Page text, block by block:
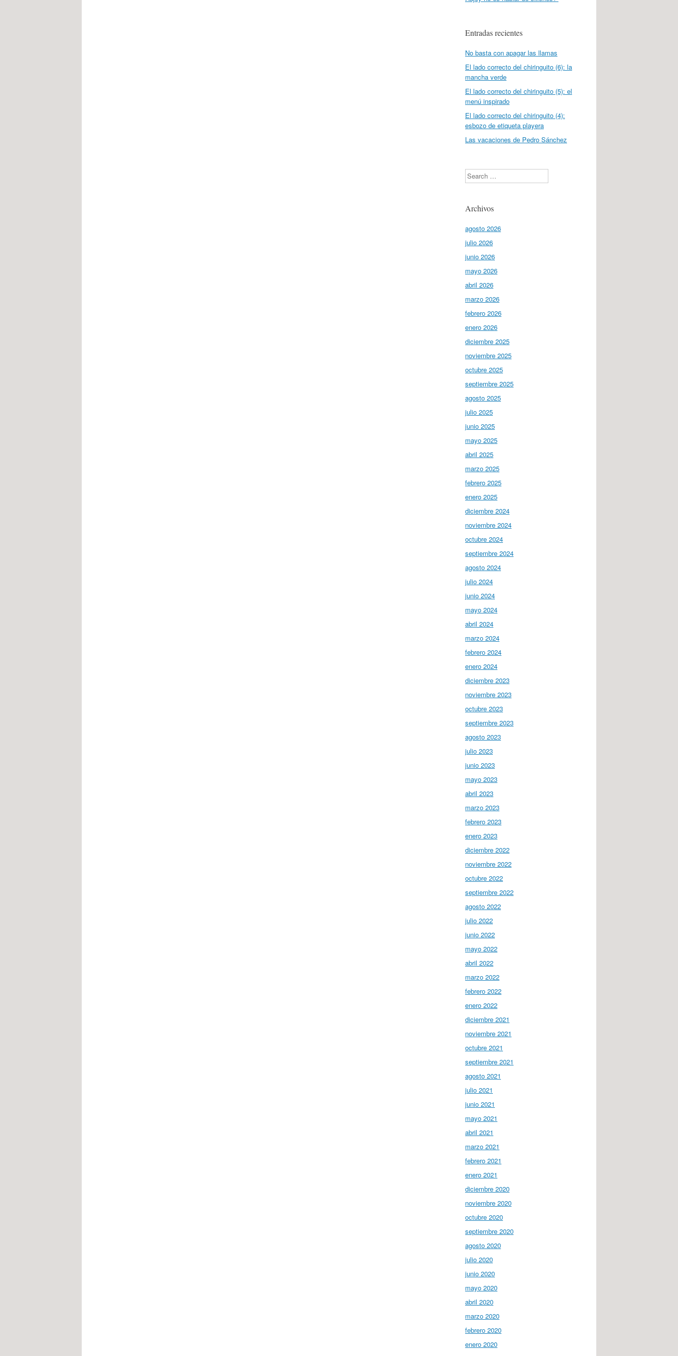
Entradas recientes
No basta con apagar las llamas
El lado correcto del chiringuito (6): la
mancha verde
El lado correcto del chiringuito (5): el
menú inspirado
El lado correcto del chiringuito (4):
esbozo de etiqueta playera
Las vacaciones de Pedro Sánchez
Search
Archivos
agosto 2026
julio 2026
junio 2026
mayo 2026
abril 2026
marzo 2026
febrero 2026
enero 2026
diciembre 2025
noviembre 2025
octubre 2025
septiembre 2025
agosto 2025
julio 2025
junio 2025
mayo 2025
abril 2025
marzo 2025
febrero 2025
enero 2025
diciembre 2024
noviembre 2024
octubre 2024
septiembre 2024
agosto 2024
julio 2024
junio 2024
mayo 2024
abril 2024
marzo 2024
febrero 2024
enero 2024
diciembre 2023
noviembre 2023
octubre 2023
septiembre 2023
agosto 2023
julio 2023
junio 2023
mayo 2023
abril 2023
marzo 2023
febrero 2023
enero 2023
diciembre 2022
noviembre 2022
octubre 2022
septiembre 2022
agosto 2022
julio 2022
junio 2022
mayo 2022
abril 2022
marzo 2022
febrero 2022
enero 2022
diciembre 2021
noviembre 2021
octubre 2021
septiembre 2021
agosto 2021
julio 2021
junio 2021
mayo 2021
abril 2021
marzo 2021
febrero 2021
enero 2021
diciembre 2020
noviembre 2020
octubre 2020
septiembre 2020
agosto 2020
julio 2020
junio 2020
mayo 2020
abril 2020
marzo 2020
febrero 2020
enero 2020